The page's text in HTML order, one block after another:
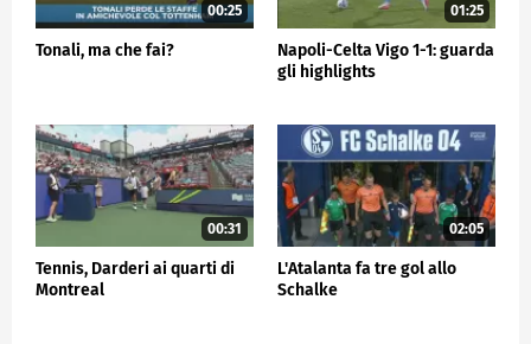
00:25
Tonali, ma che fai?
01:25
Napoli-Celta Vigo 1-1: guarda
gli highlights
00:31
Tennis, Darderi ai quarti di
Montreal
02:05
L'Atalanta fa tre gol allo
Schalke